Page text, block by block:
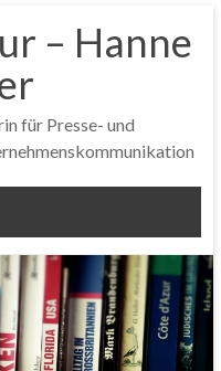
– Hanne
für Presse- und